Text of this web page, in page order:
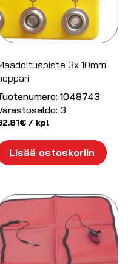
3x 10mm
1048743
3
€ / kpl
Lisää ostoskoriin